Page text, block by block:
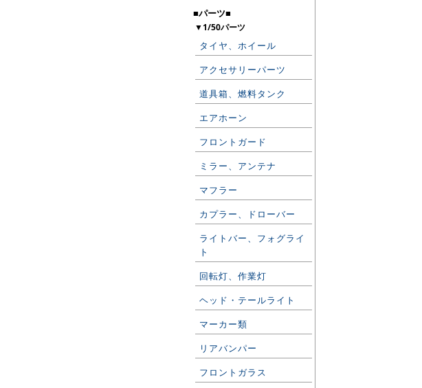
■パーツ■
▼1/50パーツ
タイヤ、ホイール
アクセサリーパーツ
道具箱、燃料タンク
エアホーン
フロントガード
ミラー、アンテナ
マフラー
カプラー、ドローバー
ライトバー、フォグライ
ト
回転灯、作業灯
ヘッド・テールライト
マーカー類
リアバンパー
フロントガラス